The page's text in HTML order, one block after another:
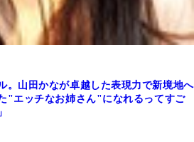
。山田かなが卓越した表現力で新境地へ
"エッチなお姉さん"になれるってすご